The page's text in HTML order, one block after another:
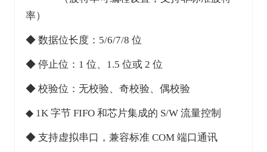
率）
◆ 数据位长度：5/6/7/8 位
◆ 停止位：1 位、1.5 位或 2 位
◆ 校验位：无校验、奇校验、偶校验
◆ 1K 字节 FIFO 和芯片集成的 S/W 流量控制
◆ 支持虚拟串口，兼容标准 COM 端口通讯